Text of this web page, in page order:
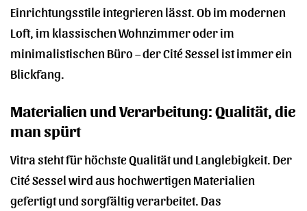
Einrichtungsstile integrieren lässt. Ob im modernen
Loft, im klassischen Wohnzimmer oder im
minimalistischen Büro – der Cité Sessel ist immer ein
Blickfang.
Materialien und Verarbeitung: Qualität, die
man spürt
Vitra steht für höchste Qualität und Langlebigkeit. Der
Cité Sessel wird aus hochwertigen Materialien
gefertigt und sorgfältig verarbeitet. Das